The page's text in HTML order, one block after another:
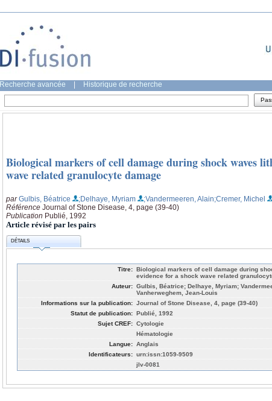
Recherche avancée Historique de recherche
Biological markers of cell damage during shock waves
wave related granulocyte damage
parGulbis, Béatrice ;Delhaye, Myriam ;Vandermeeren, Alain;Cremer, Michel
Référence Journal of Stone Disease, 4, page (39-40)
Publication Publié, 1992
Article révisé par les pairs
DÉTAILS
Titre: Biological markers of cell damage during
evidence for a shock wave related
Auteur: Gulbis, Béatrice; Delhaye, Myriam;
Vanherweghem, Jean-Louis
Informations sur la publication: Journal of Stone Disease, 4, page (39-40)
Statut de publication: Publié, 1992
Sujet CREF: Cytologie
Hématologie
Langue: Anglais
Identificateurs: urn:issn:1059-9509
jlv-0081